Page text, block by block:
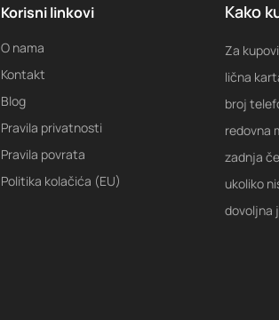
Korisni linkovi
O nama
Kontakt
Blog
Pravila privatnosti
Pravila povrata
Politika kolačića (EU)
Kako
Za
lična
broj
redovna
zadnja
ukoliko
dovoljna